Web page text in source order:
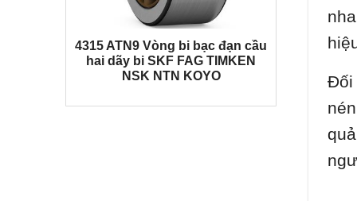
4315 ATN9 Vòng bi bạc đạn cầu
hai dãy bi SKF FAG TIMKEN
NSK NTN KOYO
Đối